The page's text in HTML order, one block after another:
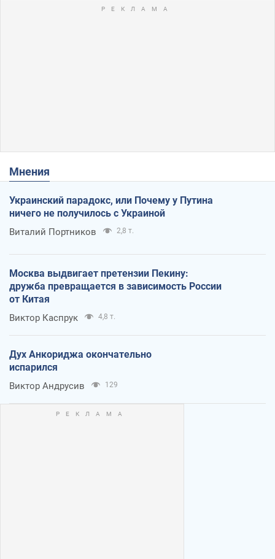
Мнения
Украинский парадокс, или Почему у Путина
ничего не получилось с Украиной
Виталий Портников 2,8 т.
Москва выдвигает претензии Пекину:
дружба превращается в зависимость России
от Китая
Виктор Каспрук 4,8 т.
Дух Анкориджа окончательно
испарился
Виктор Андрусив 129